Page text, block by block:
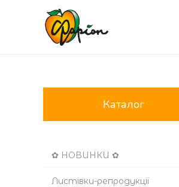
Каталог
✿ НОВИНКИ ✿
Листівки-репродукції